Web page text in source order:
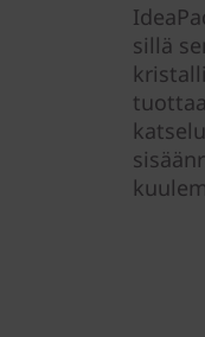
sillä